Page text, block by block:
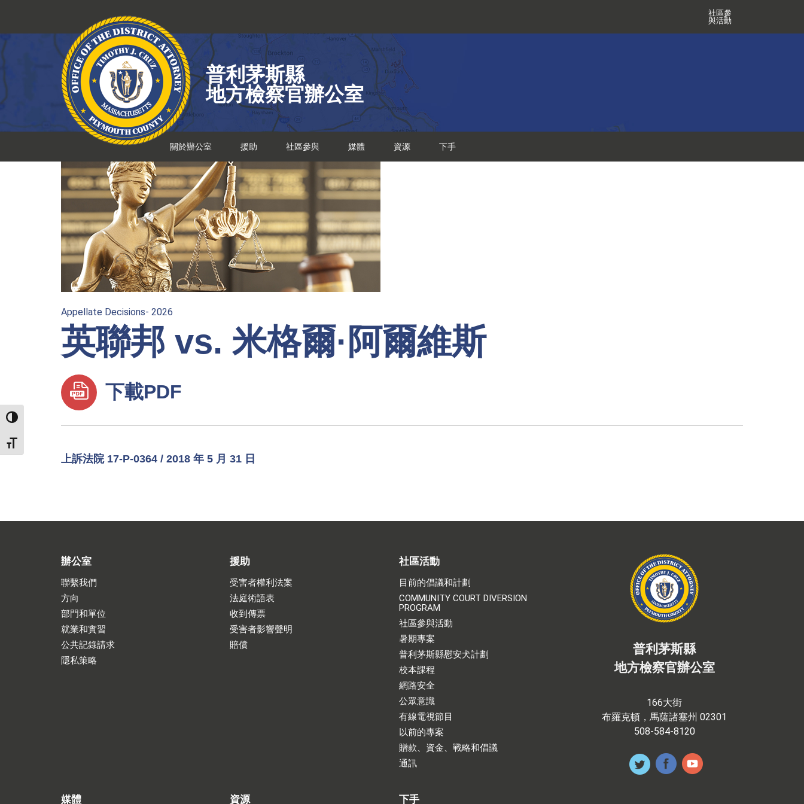
TOGGLE HIGH CONTRAST
TOGGLE FONT SIZE
內
容
社區參
與活動
普利茅斯縣
地方檢察官辦公室
關於辦公室 援助 社區參與 媒體 資源 下手
Appellate Decisions- 2026
英聯邦 vs. 米格爾·阿爾維斯
下載PDF
上訴法院 17-P-0364 / 2018 年 5 月 31 日
辦公室
聯繫我們
方向
部門和單位
就業和實習
公共記錄請求
隱私策略
援助
受害者權利法案
法庭術語表
收到傳票
受害者影響聲明
賠償
社區活動
目前的倡議和計劃
COMMUNITY COURT DIVERSION
PROGRAM
社區參與活動
暑期專案
普利茅斯縣慰安犬計劃
校本課程
網路安全
公眾意識
有線電視節目
以前的專案
贈款、資金、戰略和倡議
通訊
媒體 資源 下手
普利茅斯縣
地方檢察官辦公室
166大街
布羅克頓，馬薩諸塞州 02301
508-584-8120